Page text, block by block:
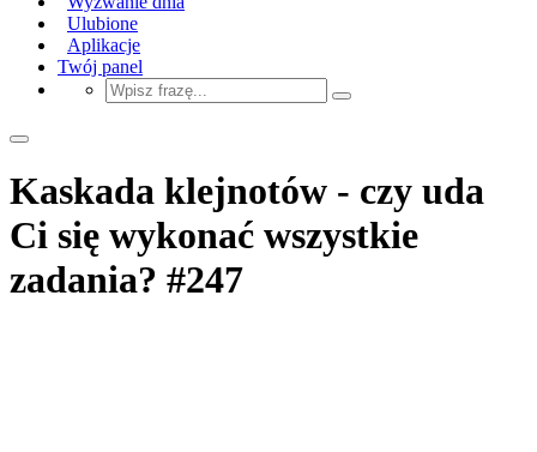
Ulubione
Aplikacje
Twój panel
Kaskada klejnotów - czy uda
Ci się wykonać wszystkie
zadania? #247